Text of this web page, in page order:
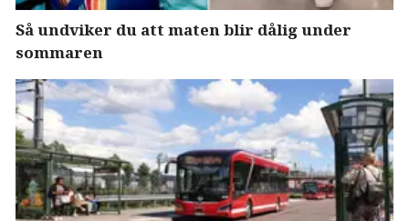
Så undviker du att maten blir dålig under
sommaren